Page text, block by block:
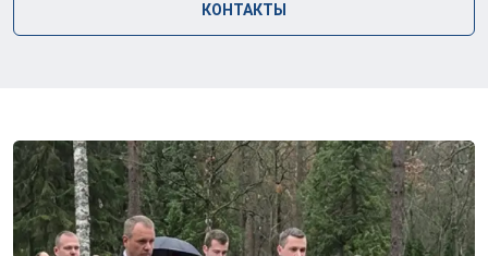
КОНТАКТЫ